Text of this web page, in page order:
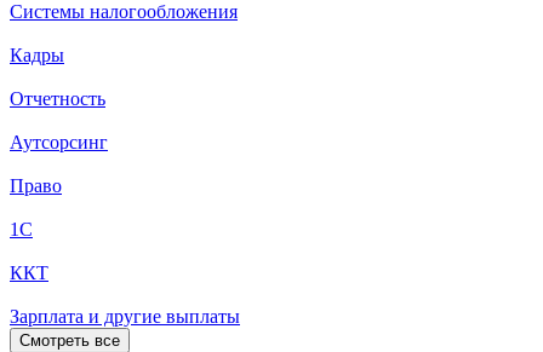
Системы налогообложения
Кадры
Отчетность
Аутсорсинг
Право
1С
ККТ
Зарплата и другие выплаты
Смотреть все